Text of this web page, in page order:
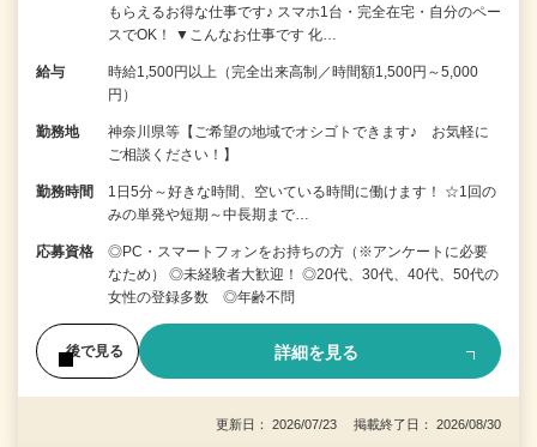
もらえるお得な仕事です♪ スマホ1台・完全在宅・自分のペー
スでOK！ ▼こんなお仕事です 化…
給与
時給1,500円以上（完全出来高制／時間額1,500円～5,000
円）
勤務地
神奈川県等【ご希望の地域でオシゴトできます♪ お気軽に
ご相談ください！】
勤務時間
1日5分～好きな時間、空いている時間に働けます！ ☆1回の
みの単発や短期～中長期まで…
応募資格
◎PC・スマートフォンをお持ちの方（※アンケートに必要
なため） ◎未経験者大歓迎！ ◎20代、30代、40代、50代の
女性の登録多数 ◎年齢不問
後で見る 詳細を見る
更新日： 2026/07/23 掲載終了日： 2026/08/30